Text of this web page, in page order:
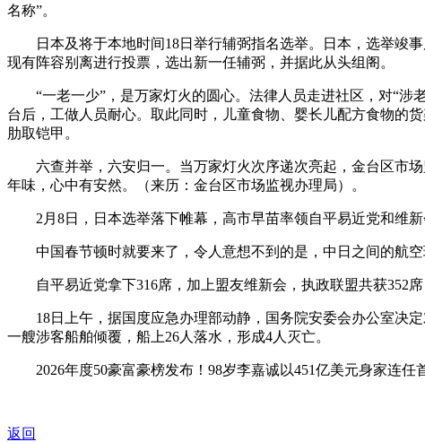
名称”。
日本及将于本地时间18日举行辅弼指名选举。日本，选举竣事
现有阵容别离进行投票，选出新一任辅弼，并据此从头组阁。
“一老一少”，是万家灯火的圆心。法律人员走进社区，对“涉
台后，工做人员耐心。取此同时，儿童食物、婴长儿配方食物的
肋取铠甲。
六查并举，六安归一。当万家灯火次序递次亮起，金台区市
年味，心中有安然。（来历：金台区市场监视办理局）。
2月8日，日本选举落下帷幕，高市早苗率领自平易近党和维新
中国春节顿时就要来了，令人意想不到的是，中日之间的航空
自平易近党拿下316席，加上盟友维新会，执政联盟共获352席
18日上午，据国度应急办理部动静，国务院安委会办公室决定
一艘涉客船舶倾覆，船上26人落水，形成4人灭亡。
2026年度50豪富豪榜发布！98岁李嘉诚以451亿美元身家连任
返回